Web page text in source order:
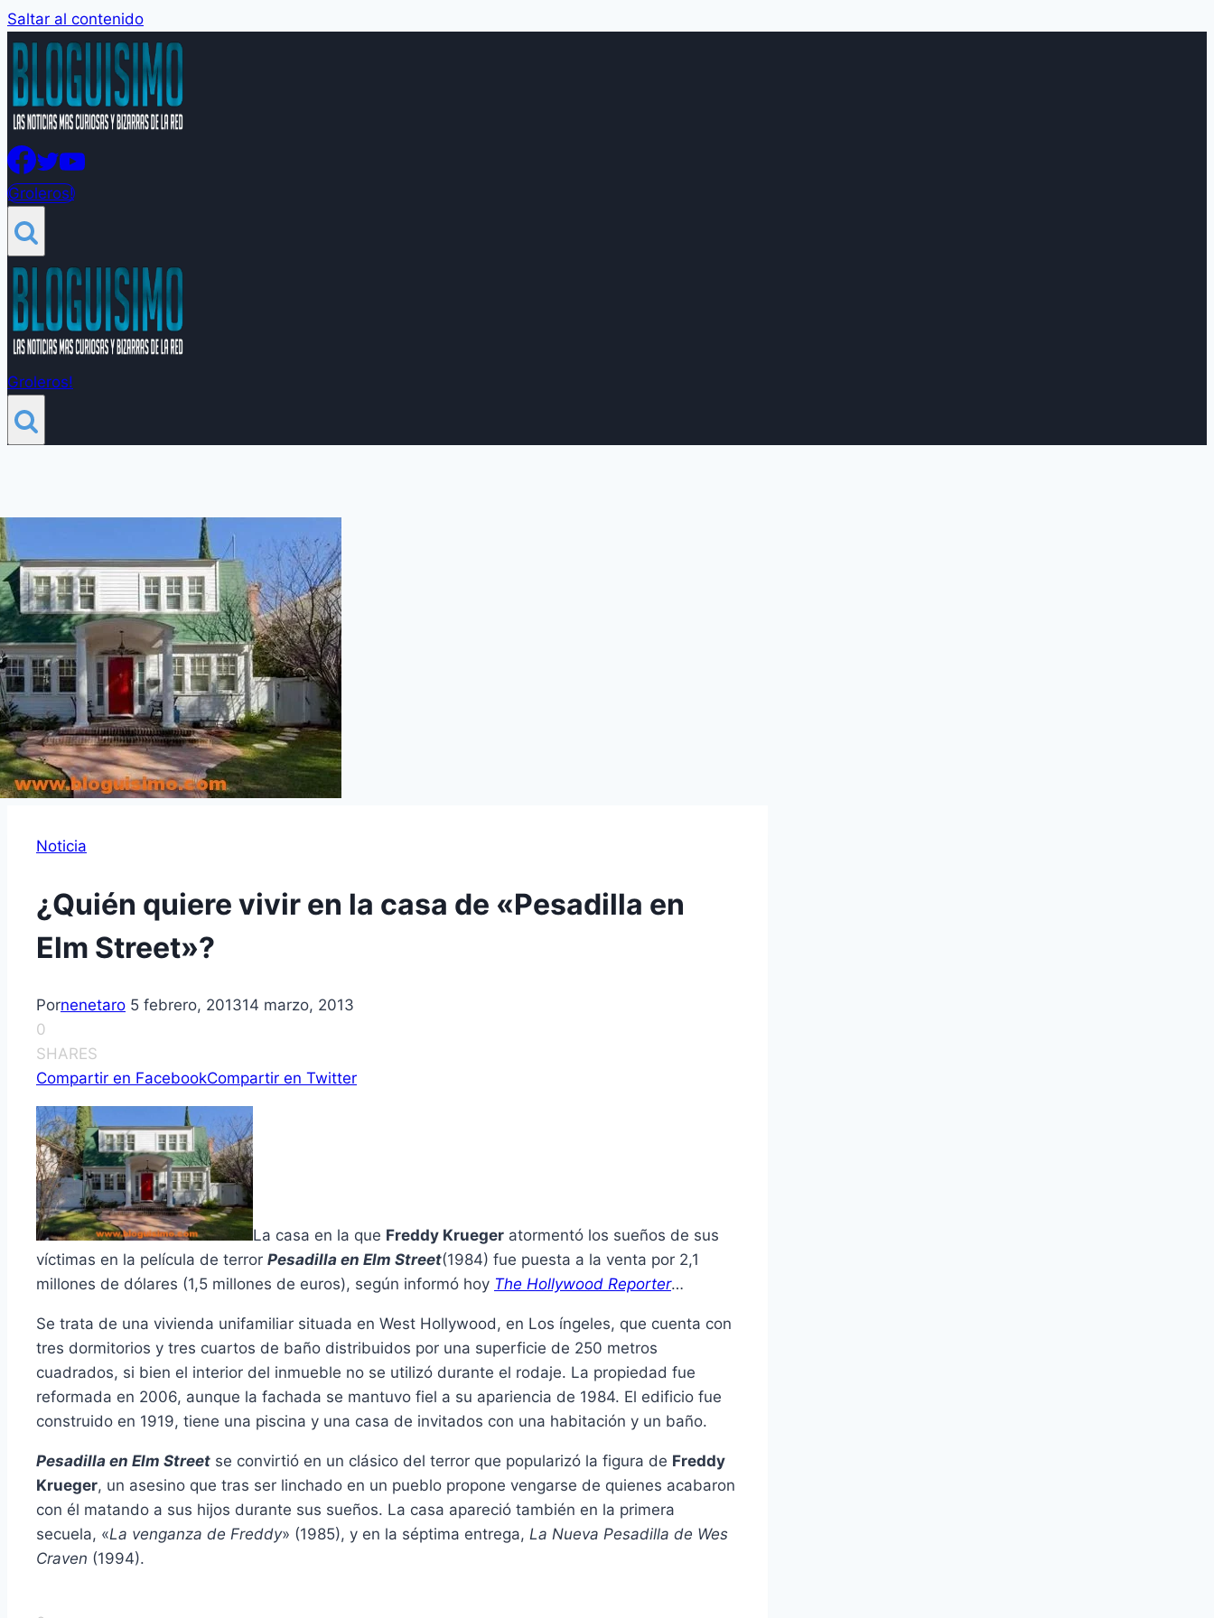
Saltar al contenido
Groleros!
Groleros!
Noticia
¿Quién quiere vivir en la casa de «Pesadilla en
Elm Street»?
Pornenetaro 5 febrero, 201314 marzo, 2013
0
SHARES
Compartir en FacebookCompartir en Twitter
La casa en la que Freddy Krueger atormentó los sueños de sus
ví­ctimas en la pelí­cula de terror Pesadilla en Elm Street(1984) fue puesta a la venta por 2,1
millones de dólares (1,5 millones de euros), según informó hoy The Hollywood Reporter…
Se trata de una vivienda unifamiliar situada en West Hollywood, en Los íngeles, que cuenta con
tres dormitorios y tres cuartos de baño distribuidos por una superficie de 250 metros
cuadrados, si bien el interior del inmueble no se utilizó durante el rodaje. La propiedad fue
reformada en 2006, aunque la fachada se mantuvo fiel a su apariencia de 1984. El edificio fue
construido en 1919, tiene una piscina y una casa de invitados con una habitación y un baño.
Pesadilla en Elm Street se convirtió en un clásico del terror que popularizó la figura de Freddy
Krueger, un asesino que tras ser linchado en un pueblo propone vengarse de quienes acabaron
con él matando a sus hijos durante sus sueños. La casa apareció también en la primera
secuela, «La venganza de Freddy» (1985), y en la séptima entrega, La Nueva Pesadilla de Wes
Craven (1994).